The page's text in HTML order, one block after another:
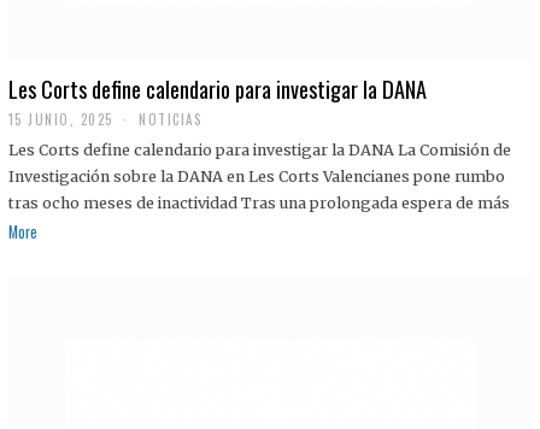
Les Corts define calendario para investigar la DANA
15 JUNIO, 2025 NOTICIAS
Les Corts define calendario para investigar la DANA La Comisión de
Investigación sobre la DANA en Les Corts Valencianes pone rumbo
tras ocho meses de inactividad Tras una prolongada espera de más
More